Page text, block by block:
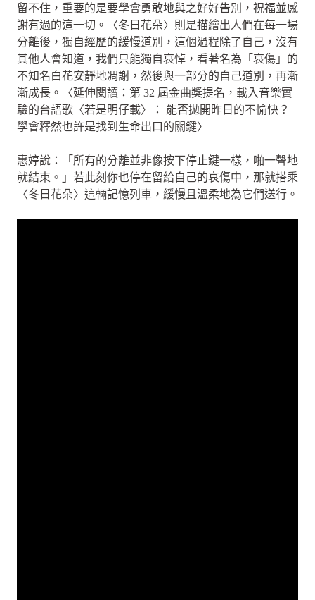
留不住，重要的是要學會勇敢地與之好好告別，祝福並感
謝有過的這一切。〈冬日花朵〉則是描繪出人們在每一場
分離後，獨自經歷的緩慢道別，這個過程除了自己，沒有
其他人會知道，我們只能獨自哀悼，看著名為「哀傷」的
不知名白花安靜地凋謝，然後與一部分的自己道別，再漸
漸成長。〈延伸閱讀：第 32 屆金曲獎提名，載入音樂實
驗的台語歌〈若是明仔載〉： 能否拋開昨日的不愉快？
學會釋然也許是找到生命出口的關鍵〉
惠婷說：「所有的分離並非像按下停止鍵一樣，啪一聲地
就結束。」若此刻你也停在留給自己的哀傷中，那就搭乘
〈冬日花朵〉這輛記憶列車，緩慢且溫柔地為它們送行。